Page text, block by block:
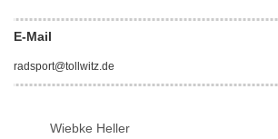
E-Mail
radsport@tollwitz.de
Wiebke Heller